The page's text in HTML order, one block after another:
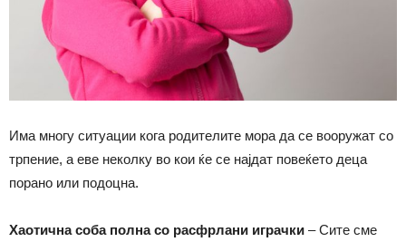
Има многу ситуации кога родителите мора да се вооружат со
трпение, а еве неколку во кои ќе се најдат повеќето деца
порано или подоцна.
Хаотична соба полна со расфрлани играчки – Сите сме